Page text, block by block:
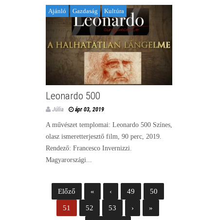
Ajánló Gazdaság Kultúra
Leonardo 500
Júlia ápr 03, 2019
A művészet templomai: Leonardo 500 Színes,
olasz ismeretterjesztő film, 90 perc, 2019.
Rendező: Francesco Invernizzi.
Magyarországi...
Előző « ‹ 49 50
51 52 53 › »